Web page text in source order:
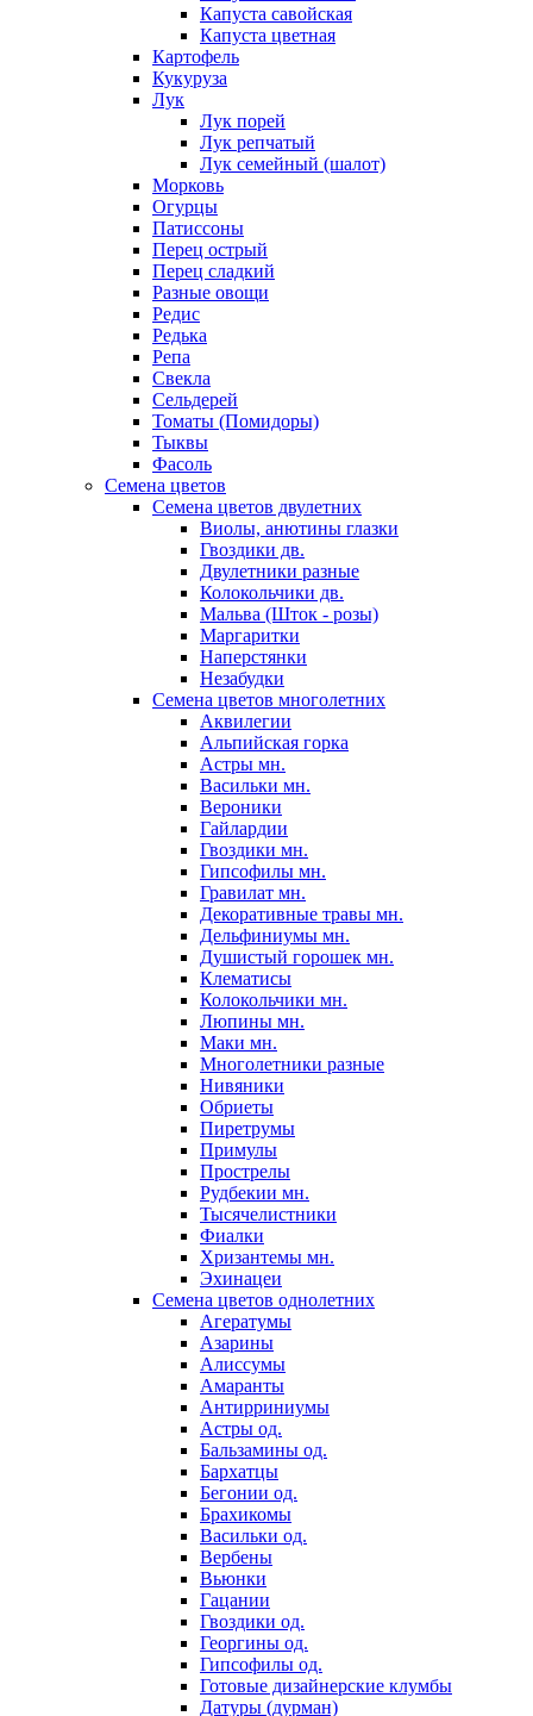
Капуста савойская
Капуста цветная
Картофель
Кукуруза
Лук
Лук порей
Лук репчатый
Лук семейный (шалот)
Морковь
Огурцы
Патиссоны
Перец острый
Перец сладкий
Разные овощи
Редис
Редька
Репа
Свекла
Сельдерей
Томаты (Помидоры)
Тыквы
Фасоль
Семена цветов
Семена цветов двулетних
Виолы, анютины глазки
Гвоздики дв.
Двулетники разные
Колокольчики дв.
Мальва (Шток - розы)
Маргаритки
Наперстянки
Незабудки
Семена цветов многолетних
Аквилегии
Альпийская горка
Астры мн.
Васильки мн.
Вероники
Гайлардии
Гвоздики мн.
Гипсофилы мн.
Гравилат мн.
Декоративные травы мн.
Дельфиниумы мн.
Душистый горошек мн.
Клематисы
Колокольчики мн.
Люпины мн.
Маки мн.
Многолетники разные
Нивяники
Обриеты
Пиретрумы
Примулы
Прострелы
Рудбекии мн.
Тысячелистники
Фиалки
Хризантемы мн.
Эхинацеи
Семена цветов однолетних
Агератумы
Азарины
Алиссумы
Амаранты
Антирриниумы
Астры од.
Бальзамины од.
Бархатцы
Бегонии од.
Брахикомы
Васильки од.
Вербены
Вьюнки
Гацании
Гвоздики од.
Георгины од.
Гипсофилы од.
Готовые дизайнерские клумбы
Датуры (дурман)